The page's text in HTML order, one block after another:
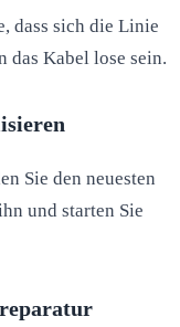
dass sich die Linie
das Kabel lose sein.
Sie den neuesten
und starten Sie